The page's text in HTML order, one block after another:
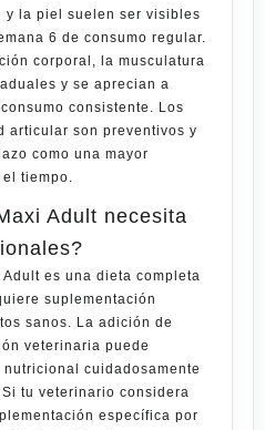
y la piel suelen ser visibles
6 de consumo regular.
corporal, la musculatura
y se aprecian a
consistente. Los
articular son preventivos y
como una mayor
tiempo.
Adult necesita
es una dieta completa
suplementación
sanos. La adición de
veterinaria puede
cuidadosamente
tu veterinario considera
específica por